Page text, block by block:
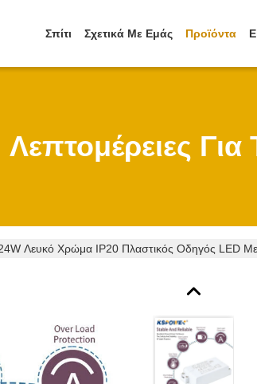
Σπίτι Σχετικά Με Εμάς Προϊόντα
Λεπτομέρειες
Λευκό Χρώμα IP20 Πλαστικός Οδηγός LED